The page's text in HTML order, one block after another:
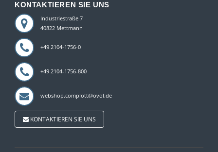
KONTAKTIEREN SIE UNS
Industriestraße 7
40822 Mettmann
+49 2104-1756-0
+49 2104-1756-800
webshop.complott@ovol.de
KONTAKTIEREN SIE UNS